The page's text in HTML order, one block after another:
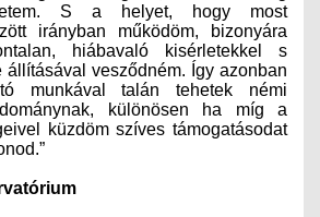
S a helyet, hogy most
irányban működöm, bizonyára
hiábavaló kisérletekkel s
állításával vesződném. Így azonban
munkával talán tehetek némi
különösen ha míg a
küzdöm szíves támogatásodat